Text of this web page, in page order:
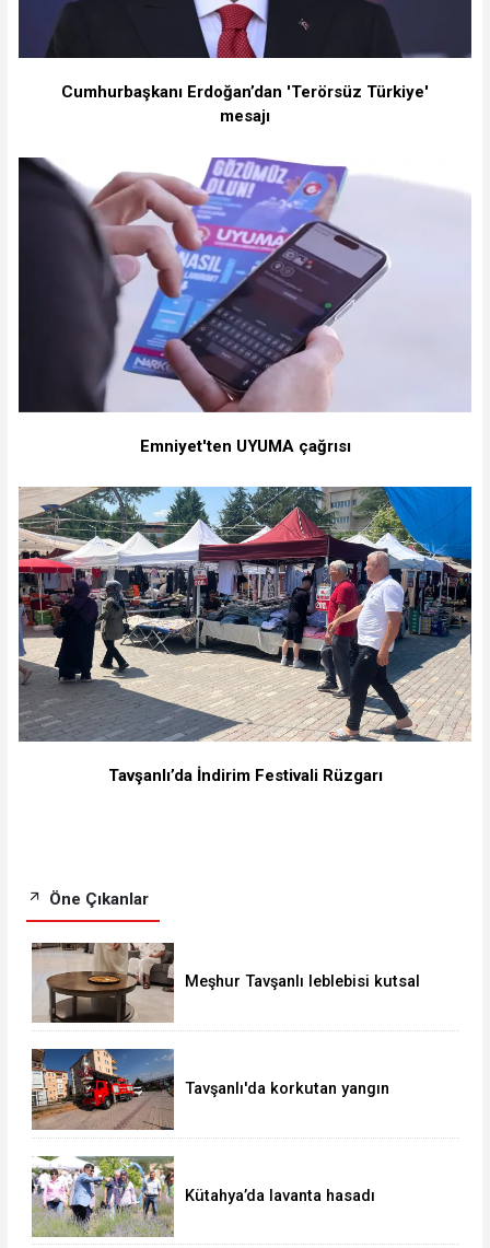
Cumhurbaşkanı Erdoğan’dan 'Terörsüz Türkiye'
mesajı
Emniyet'ten UYUMA çağrısı
Tavşanlı’da İndirim Festivali Rüzgarı
Öne Çıkanlar
Meşhur Tavşanlı leblebisi kutsal
Tavşanlı'da korkutan yangın
Kütahya’da lavanta hasadı